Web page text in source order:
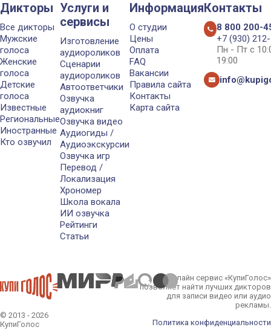
Дикторы
Все дикторы
Мужские
голоса
Женские
голоса
Детские
голоса
Известные
Региональные
Иностранные
Кто озвучил
Услуги и
сервисы
Изготовление
аудиороликов
Сценарии
аудиороликов
Автоответчики
Озвучка
аудиокниг
Озвучка видео
Аудиогиды /
Аудиоэкскурсии
Озвучка игр
Перевод /
Локализация
Хрономер
Школа вокала
ИИ озвучка
Рейтинги
Статьи
Информация
О студии
Цены
Оплата
FAQ
Вакансии
Правила сайта
Контакты
Карта сайта
Контакты
8 800 200-
+7 (930)
Пн - Пт с
19:00
© 2013 - 2026
КупиГолос
Онлайн сервис «КупиГолос»
позволяет найти лучших дикторов
для записи видео или аудио
рекламы.
Политика конфиденциальности